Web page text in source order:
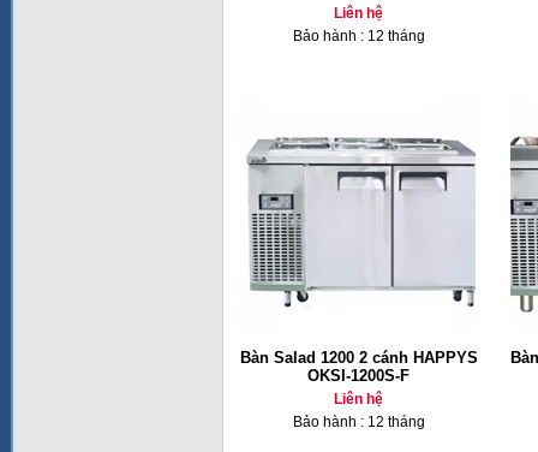
Liên hệ
Bảo hành : 12 tháng
Bàn Salad 1200 2 cánh HAPPYS
OKSI-1200S-F
Liên hệ
Bảo hành : 12 tháng